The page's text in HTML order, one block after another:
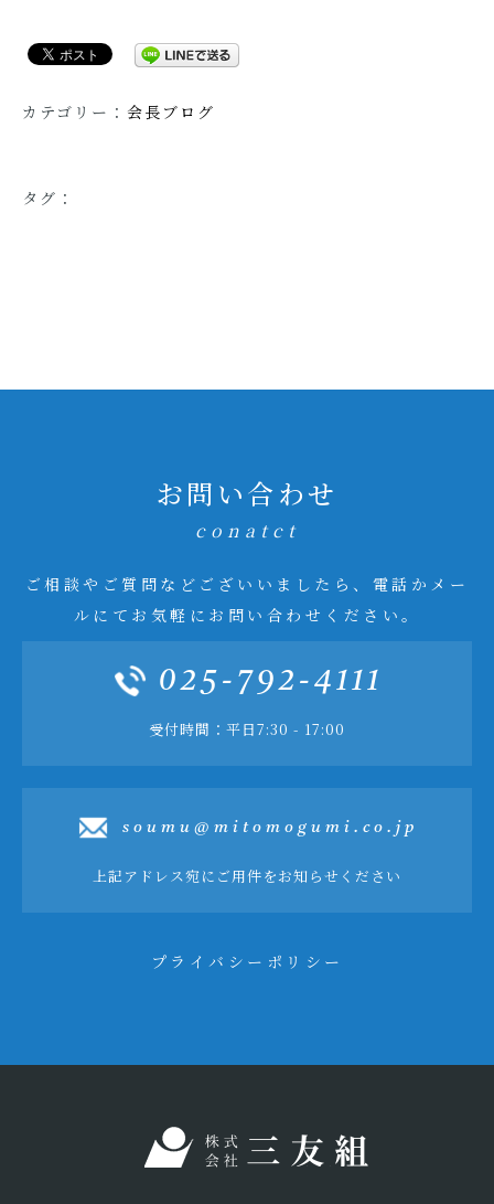
カテゴリー： 会長ブログ
タグ：
お問い合わせ
conatct
ご相談やご質問などございいましたら、電話かメー
ルにてお気軽にお問い合わせください。
025-792-4111
受付時間：平日7:30 - 17:00
soumu@mitomogumi.co.jp
上記アドレス宛にご用件をお知らせください
プライバシーポリシー